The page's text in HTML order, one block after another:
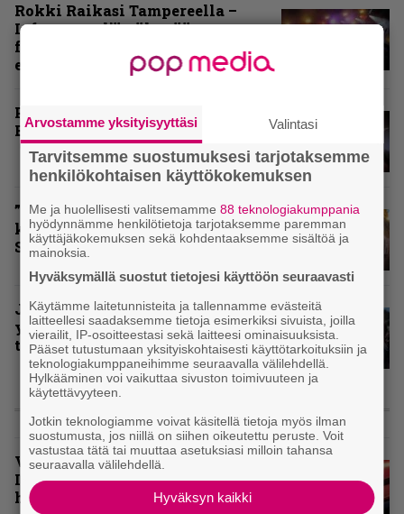
Rokki Raikasi Tampereella –
Infernon neljä väkevää nostoa
festarin kakkospäivän
esityksistä
Paluu vanhaan liittoon – Arch
Enemy Tavastialla
”Näillä festareilla kaikki on aina
kohdallaan” – raportti John
Smith Rock Festivalista
John Smith Rock Festivalin
yleisögalleria – bongaatko itsesi
tai tuttuja joukosta?
Vuoden 2025 raskaimmat –
Infernon toimituskunnan
henkilökohtaiset suosikit
Arvostamme yksityisyyttäsi Valintasi
Tarvitsemme suostumuksesi tarjotaksemme
henkilökohtaisen käyttökokemuksen
Me ja huolellisesti valitsemamme88 teknologiakumppania
hyödynnämme henkilötietoja tarjotaksemme paremman
käyttäjäkokemuksen sekä kohdentaaksemme sisältöä ja
mainoksia.
Hyväksymällä suostut tietojesi käyttöön seuraavasti
Käytämme laitetunnisteita ja tallennamme evästeitä
laitteellesi saadaksemme tietoja esimerkiksi sivuista, joilla
vierailit, IP-osoitteestasi sekä laitteesi ominaisuuksista.
Pääset tutustumaan yksityiskohtaisesti käyttötarkoituksiin ja
teknologiakumppaneihimme seuraavalla välilehdellä.
Hylkääminen voi vaikuttaa sivuston toimivuuteen ja
käytettävyyteen.
Jotkin teknologiamme voivat käsitellä tietoja myös ilman
suostumusta, jos niillä on siihen oikeutettu peruste. Voit
vastustaa tätä tai muuttaa asetuksiasi milloin tahansa
seuraavalla välilehdellä.
Hyväksyn kaikki